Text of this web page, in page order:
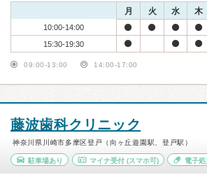
月 火 水 木
10:00-14:00
15:30-19:30
09:00-13:00 14:00-17:00
藤波歯科クリニック
神奈川県川崎市多摩区登戸（向ヶ丘遊園駅、登戸駅）
駐車場あり マイナ受付(スマホ可) 電子